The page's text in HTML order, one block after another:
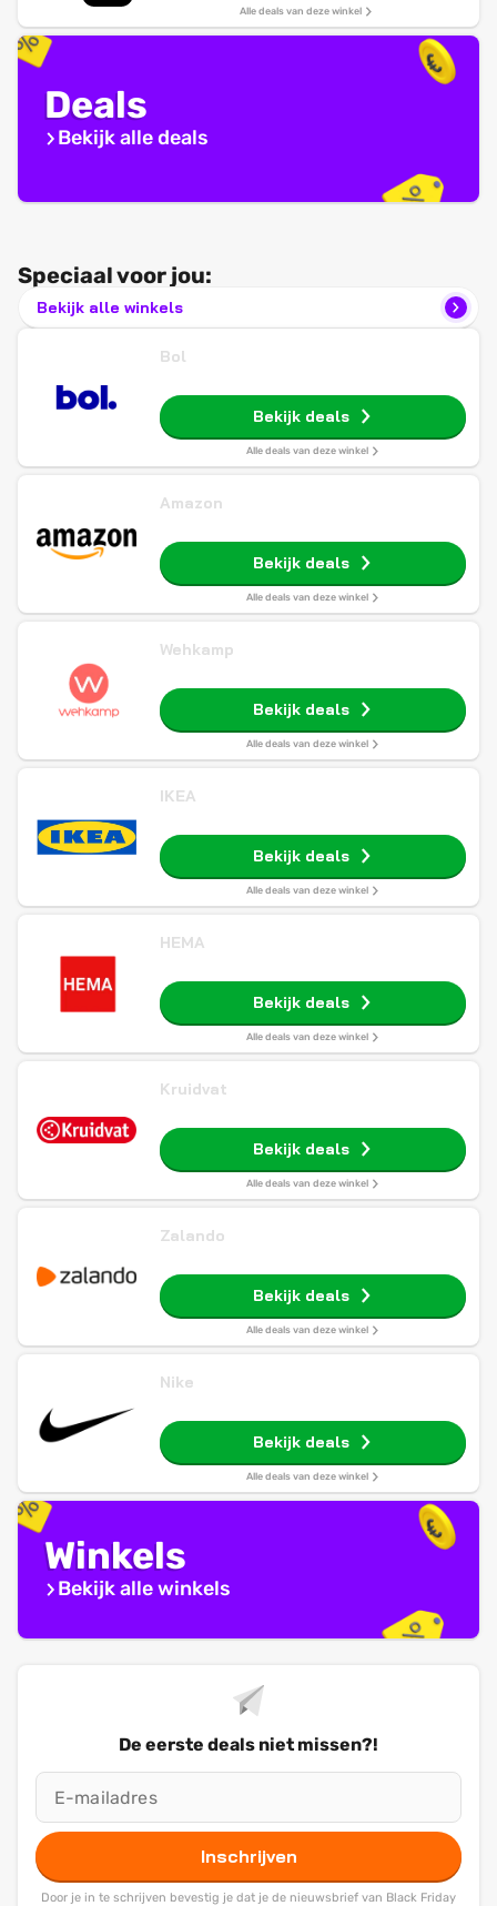
Alle deals van deze winkel
Deals
Bekijk alle deals
Speciaal voor jou:
Bekijk alle winkels
Bol
Bekijk deals
Alle deals van deze winkel
Amazon
Bekijk deals
Alle deals van deze winkel
Wehkamp
Bekijk deals
Alle deals van deze winkel
IKEA
Bekijk deals
Alle deals van deze winkel
HEMA
Bekijk deals
Alle deals van deze winkel
Kruidvat
Bekijk deals
Alle deals van deze winkel
Zalando
Bekijk deals
Alle deals van deze winkel
Nike
Bekijk deals
Alle deals van deze winkel
Winkels
Bekijk alle winkels
De eerste deals niet missen?!
Inschrijven
Door je in te schrijven bevestig je dat je de nieuwsbrief van Black Friday